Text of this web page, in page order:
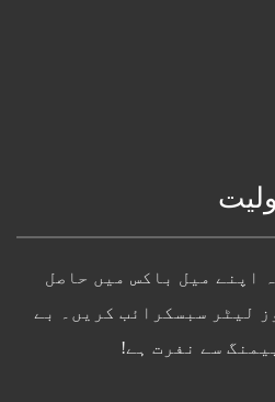
اپنے میل باکس میں حاصل
لیٹر سبسکرائب کریں۔ بے
سے نفرت ہے!